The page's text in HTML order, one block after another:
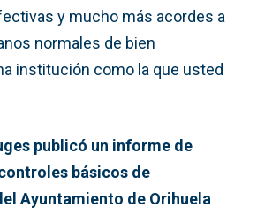
y mucho más acordes a
normales de bien
institución como la que usted
publicó un informe de
básicos de
Ayuntamiento de Orihuela